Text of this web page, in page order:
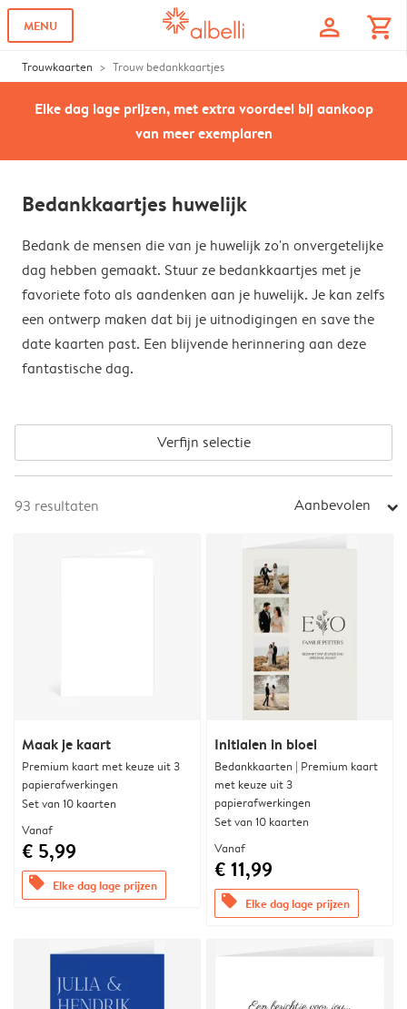
MENU profile shopping_cart
Trouwkaarten Trouw bedankkaartjes
Elke dag lage prijzen, met extra voordeel bij aankoop
van meer exemplaren
Bedankkaartjes huwelijk
Bedank de mensen die van je huwelijk zo'n onvergetelijke
dag hebben gemaakt. Stuur ze bedankkaartjes met je
favoriete foto als aandenken aan je huwelijk. Je kan zelfs
een ontwerp maken dat bij je uitnodigingen en save the
date kaarten past. Een blijvende herinnering aan deze
fantastische dag.
Verfijn selectie
93 resultaten Aanbevolen arrow_right
Maak je kaart
Premium kaart met keuze uit 3
papierafwerkingen
Set van 10 kaarten
Vanaf
€ 5,99
offers Elke dag lage prijzen
Initialen in bloei
Bedankkaarten | Premium kaart
met keuze uit 3
papierafwerkingen
Set van 10 kaarten
Vanaf
€ 11,99
offers Elke dag lage prijzen